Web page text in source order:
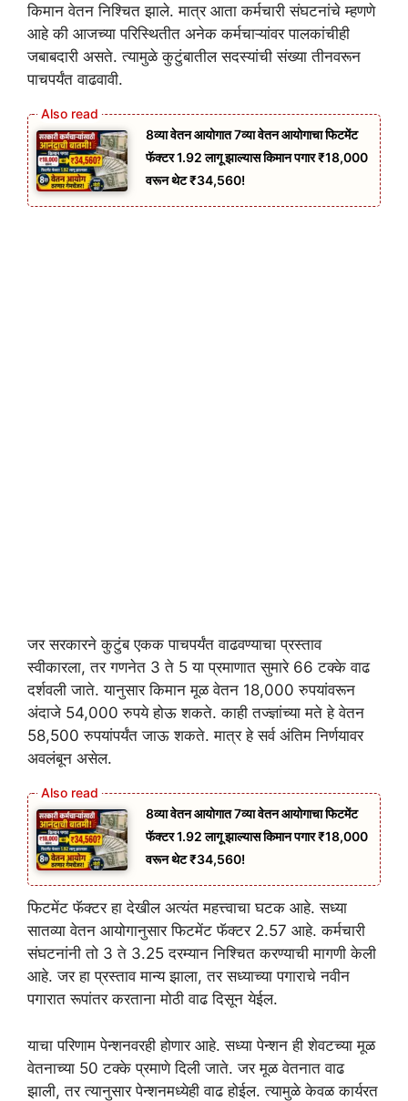
किमान वेतन निश्चित झाले. मात्र आता कर्मचारी संघटनांचे म्हणणे
आहे की आजच्या परिस्थितीत अनेक कर्मचाऱ्यांवर पालकांचीही
जबाबदारी असते. त्यामुळे कुटुंबातील सदस्यांची संख्या तीनवरून
पाचपर्यंत वाढवावी.
8व्या वेतन आयोगात 7व्या वेतन आयोगाचा फिटमेंट
फॅक्टर 1.92 लागू झाल्यास किमान पगार ₹18,000
वरून थेट ₹34,560!
जर सरकारने कुटुंब एकक पाचपर्यंत वाढवण्याचा प्रस्ताव
स्वीकारला, तर गणनेत 3 ते 5 या प्रमाणात सुमारे 66 टक्के वाढ
दर्शवली जाते. यानुसार किमान मूळ वेतन 18,000 रुपयांवरून
अंदाजे 54,000 रुपये होऊ शकते. काही तज्ज्ञांच्या मते हे वेतन
58,500 रुपयांपर्यंत जाऊ शकते. मात्र हे सर्व अंतिम निर्णयावर
अवलंबून असेल.
8व्या वेतन आयोगात 7व्या वेतन आयोगाचा फिटमेंट
फॅक्टर 1.92 लागू झाल्यास किमान पगार ₹18,000
वरून थेट ₹34,560!
फिटमेंट फॅक्टर हा देखील अत्यंत महत्त्वाचा घटक आहे. सध्या
सातव्या वेतन आयोगानुसार फिटमेंट फॅक्टर 2.57 आहे. कर्मचारी
संघटनांनी तो 3 ते 3.25 दरम्यान निश्चित करण्याची मागणी केली
आहे. जर हा प्रस्ताव मान्य झाला, तर सध्याच्या पगाराचे नवीन
पगारात रूपांतर करताना मोठी वाढ दिसून येईल.
याचा परिणाम पेन्शनवरही होणार आहे. सध्या पेन्शन ही शेवटच्या मूळ
वेतनाच्या 50 टक्के प्रमाणे दिली जाते. जर मूळ वेतनात वाढ
झाली, तर त्यानुसार पेन्शनमध्येही वाढ होईल. त्यामुळे केवळ कार्यरत